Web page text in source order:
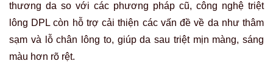
thương da so với các phương pháp cũ, công nghệ triệt
lông DPL còn hỗ trợ cải thiện các vấn đề về da như thâm
sạm và lỗ chân lông to, giúp da sau triệt mịn màng, sáng
màu hơn rõ rệt.